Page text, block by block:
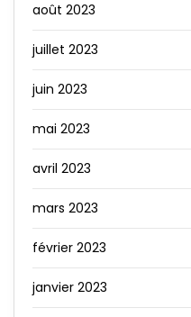
août 2023
juillet 2023
juin 2023
mai 2023
avril 2023
mars 2023
février 2023
janvier 2023